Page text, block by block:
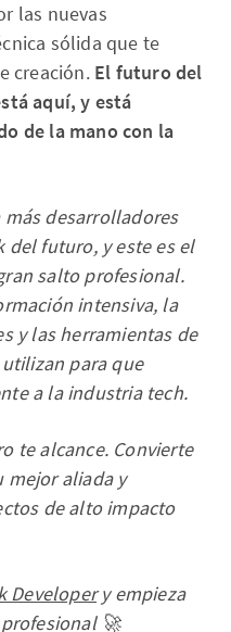
las nuevas
sólida que te
creación. El futuro del
aquí, y está
de la mano con la
desarrolladores
del futuro, y este es el
salto profesional.
intensiva, la
y las herramientas de
para que
a la industria tech.
te alcance. Convierte
mejor aliada y
de alto impacto
Developery empieza
🚀